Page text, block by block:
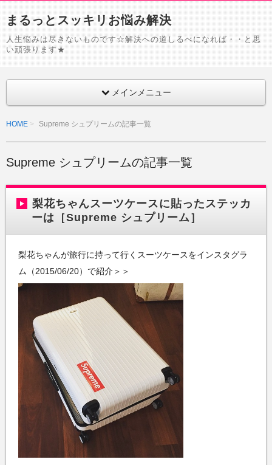
まるっとスッキリお悩み解決
人生悩みは尽きないものです☆解決への道しるべになれば・・と思
い頑張ります★
メインメニュー
HOME Supreme シュプリームの記事一覧
Supreme シュプリームの記事一覧
梨花ちゃんスーツケースに貼ったステッカ
ーは［Supreme シュプリーム］
梨花ちゃんが旅行に持って行くスーツケースをインスタグラ
ム（2015/06/20）で紹介＞＞